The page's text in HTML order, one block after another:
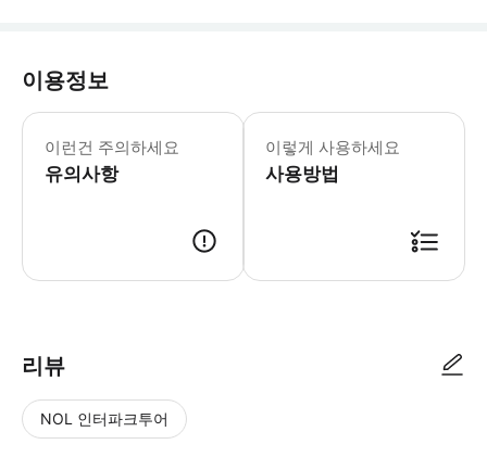
이용정보
이런건 주의하세요
유의사항
이렇게 사용하세요
사용방법
리뷰
NOL 인터파크투어